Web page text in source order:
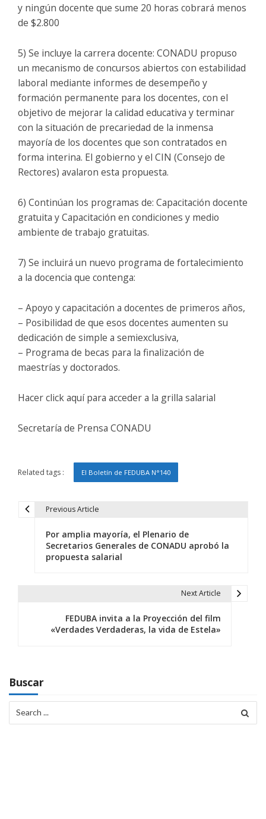
y ningún docente que sume 20 horas cobrará menos
de $2.800
5) Se incluye la carrera docente: CONADU propuso
un mecanismo de concursos abiertos con estabilidad
laboral mediante informes de desempeño y
formación permanente para los docentes, con el
objetivo de mejorar la calidad educativa y terminar
con la situación de precariedad de la inmensa
mayoría de los docentes que son contratados en
forma interina. El gobierno y el CIN (Consejo de
Rectores) avalaron esta propuesta.
6) Continúan los programas de: Capacitación docente
gratuita y Capacitación en condiciones y medio
ambiente de trabajo gratuitas.
7) Se incluirá un nuevo programa de fortalecimiento
a la docencia que contenga:
– Apoyo y capacitación a docentes de primeros años,
– Posibilidad de que esos docentes aumenten su
dedicación de simple a semiexclusiva,
– Programa de becas para la finalización de
maestrías y doctorados.
Hacer click aquí para acceder a la grilla salarial
Secretaría de Prensa CONADU
Related tags : El Boletín de FEDUBA N°140
ó
n
Previous Article
Por amplia mayoría, el Plenario de
Secretarios Generales de CONADU aprobó la
propuesta salarial
Next Article
FEDUBA invita a la Proyección del film
«Verdades Verdaderas, la vida de Estela»
Buscar
for: